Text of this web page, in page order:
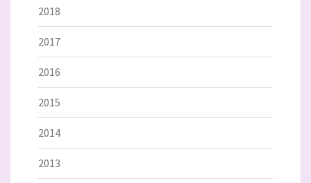
2018
2017
2016
2015
2014
2013